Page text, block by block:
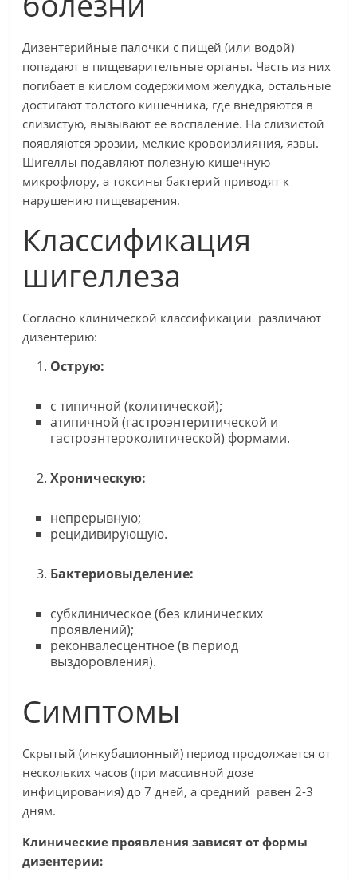
Дизентерийные палочки с пищей (или водой)
попадают в пищеварительные органы. Часть из них
погибает в кислом содержимом желудка, остальные
достигают толстого кишечника, где внедряются в
слизистую, вызывают ее воспаление. На слизистой
появляются эрозии, мелкие кровоизлияния, язвы.
Шигеллы подавляют полезную кишечную
микрофлору, а токсины бактерий приводят к
нарушению пищеварения.
Классификация
шигеллеза
Согласно клинической классификации различают
дизентерию:
Острую:
с типичной (колитической);
атипичной (гастроэнтеритической и
гастроэнтероколитической) формами.
Хроническую:
непрерывную;
рецидивирующую.
Бактериовыделение:
субклиническое (без клинических
проявлений);
реконвалесцентное (в период
выздоровления).
Симптомы
Скрытый (инкубационный) период продолжается от
нескольких часов (при массивной дозе
инфицирования) до 7 дней, а средний равен 2-3
дням.
Клинические проявления зависят от формы
дизентерии: